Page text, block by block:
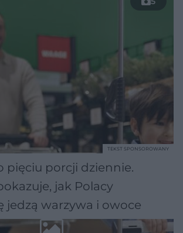
pięciu porcji dziennie.
jak Polacy
jedzą warzywa i owoce
TEKST SPONSOROWANY